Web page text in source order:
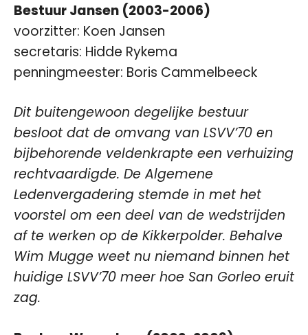
Bestuur Jansen (2003-2006)
voorzitter: Koen Jansen
secretaris: Hidde Rykema
penningmeester: Boris Cammelbeeck
Dit buitengewoon degelijke bestuur
besloot dat de omvang van LSVV’70 en
bijbehorende veldenkrapte een verhuizing
rechtvaardigde. De Algemene
Ledenvergadering stemde in met het
voorstel om een deel van de wedstrijden
af te werken op de Kikkerpolder. Behalve
Wim Mugge weet nu niemand binnen het
huidige LSVV’70 meer hoe San Gorleo eruit
zag.